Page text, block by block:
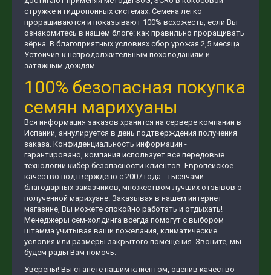
стружке и гидропонных системах. Семена легко
проращиваются и показывают 100% всхожесть, если Вы
ознакомитесь в нашем блоге: как правильно проращивать
зёрна. В благоприятных условиях сбор урожая 2,5 месяца.
Устойчив к непродолжительным похолоданиям и
затяжным дождям.
100% безопасная покупка
семян марихуаны
Вся информация заказов хранится на сервере компании в
Испании, аннулируется в день подтверждения получения
заказа. Конфиденциальность информации -
гарантировано, компания использует все передовые
технологии кибер безопасности клиентов. Европейское
качество подтверждено с 2007 года - тысячами
благодарных заказчиков, множеством лучших отзывов о
полученной марихуане. Заказывая в нашем интернет
магазине, Вы можете спокойно работать и отдыхать!
Менеджеры сем-холдинга всегда помогут с выбором
штамма учитывая ваши пожелания, климатические
условия или размеры закрытого помещения. Звоните, мы
будем рады Вам помочь.
Уверены! Вы станете нашим клиентом, оценив качество